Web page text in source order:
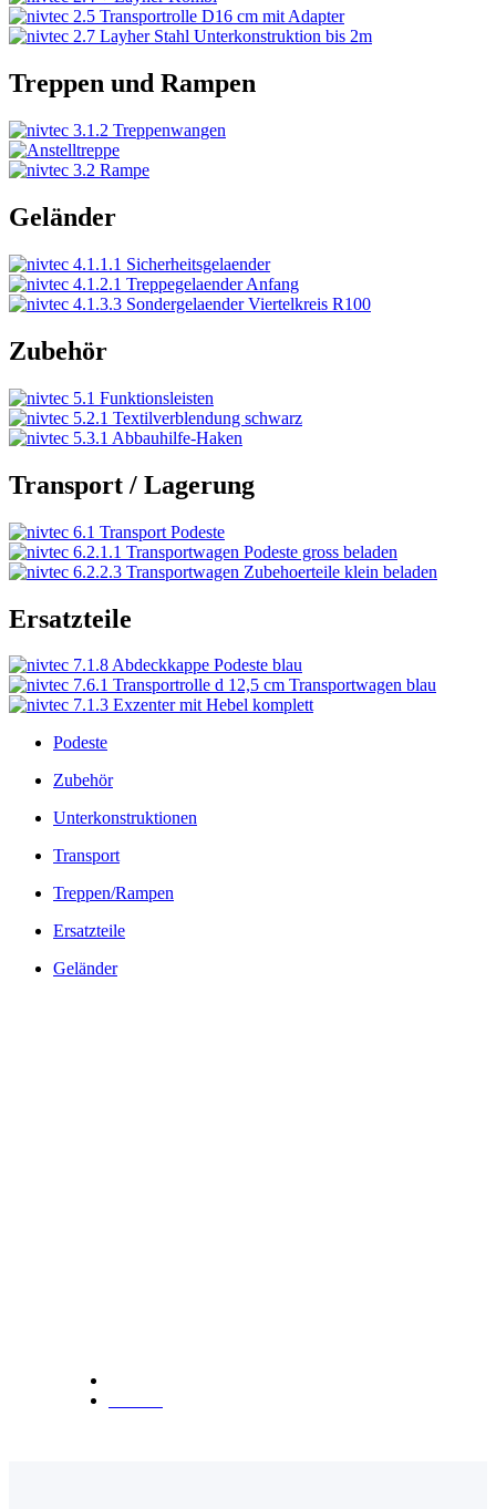
Treppen und Rampen
Geländer
Zubehör
Transport / Lagerung
Ersatzteile
Podeste
Zubehör
Unterkonstruktionen
Transport
Treppen/Rampen
Ersatzteile
Geländer